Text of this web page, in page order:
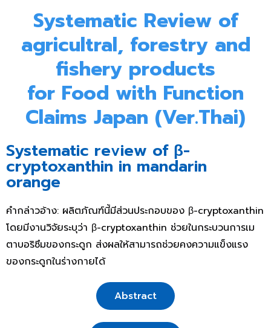
Systematic Review of
agricultral, forestry and
fishery products
for Food with Function
Claims Japan (Ver.Thai)
Systematic review of β-
cryptoxanthin in mandarin
orange
คำกล่าวอ้าง: ผลิตภัณฑ์นี้มีส่วนประกอบของ β-cryptoxanthin
โดยมีงานวิจัยระบุว่า β-cryptoxanthin ช่วยในกระบวนการเม
ตาบอริซึมของกระดูก ส่งผลให้สามารถช่วยคงความแข็งแรง
ของกระดูกในร่างกายได้
Abstract